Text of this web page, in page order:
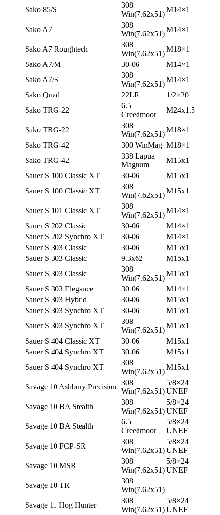
Sako 85/S
308
Win(7.62х51)
М14×1
Sako A7
308
Win(7.62х51)
М14×1
Sako A7 Roughtech
308
Win(7.62х51)
М18×1
Sako A7/M
30-06
М14×1
Sako A7/S
308
Win(7.62х51)
М14×1
Sako Quad
22LR
1/2×20
Sako TRG-22
6.5
Creedmoor
М24х1.5
Sako TRG-22
308
Win(7.62х51)
М18×1
Sako TRG-42
300 WinMag М18×1
Sako TRG-42
338 Lapua
Magnum
М15х1
Sauer S 100 Classic XT
30-06
М15х1
Sauer S 100 Classic XT
308
Win(7.62х51)
М15х1
Sauer S 101 Classic XT
308
Win(7.62х51)
М14×1
Sauer S 202 Classic
30-06
М14×1
Sauer S 202 Synchro XT
30-06
М14×1
Sauer S 303 Classic
30-06
М15х1
Sauer S 303 Classic
9.3х62
М15х1
Sauer S 303 Classic
308
Win(7.62х51)
М15х1
Sauer S 303 Elegance
30-06
М14×1
Sauer S 303 Hybrid
30-06
М15х1
Sauer S 303 Synchro XT
30-06
М15х1
Sauer S 303 Synchro XT
308
Win(7.62х51)
М15х1
Sauer S 404 Classic XT
30-06
М15х1
Sauer S 404 Synchro XT
30-06
М15х1
Sauer S 404 Synchro XT
308
Win(7.62х51)
М15х1
Savage 10 Ashbury Precision
308
Win(7.62х51)
5/8×24
UNEF
Savage 10 BA Stealth
308
Win(7.62х51)
5/8×24
UNEF
Savage 10 BA Stealth
6.5
Creedmoor
5/8×24
UNEF
Savage 10 FCP-SR
308
Win(7.62х51)
5/8×24
UNEF
Savage 10 MSR
308
Win(7.62х51)
5/8×24
UNEF
Savage 10 TR
308
Win(7.62х51)
Savage 11 Hog Hunter
308
Win(7.62х51)
5/8×24
UNEF